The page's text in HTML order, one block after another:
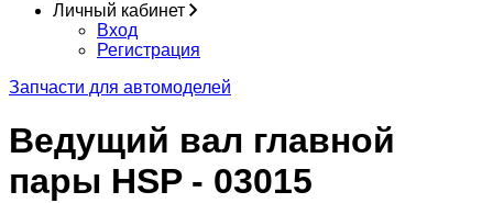
Личный кабинет
Вход
Регистрация
Запчасти для автомоделей
Ведущий вал главной
пары HSP - 03015